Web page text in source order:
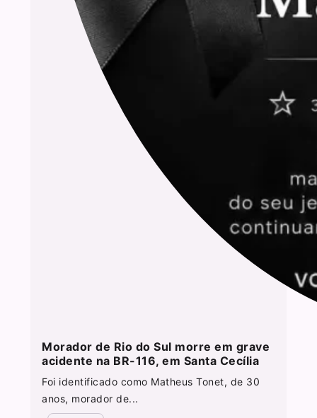
Morador de Rio do Sul morre em grave
acidente na BR-116, em Santa Cecília
Foi identificado como Matheus Tonet, de 30
anos, morador de...